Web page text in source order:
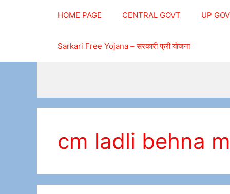
HOME PAGE CENTRAL GOVT UP
Sarkari Free Yojana – सरकारी फ्री योजना
cm ladli behna